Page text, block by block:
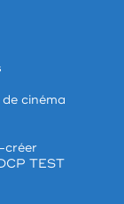
cinéma
créer
TEST